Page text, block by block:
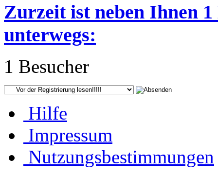
Zurzeit ist neben Ihnen
unterwegs:
1 Besucher
Hilfe
Impressum
Nutzungsbestimmungen